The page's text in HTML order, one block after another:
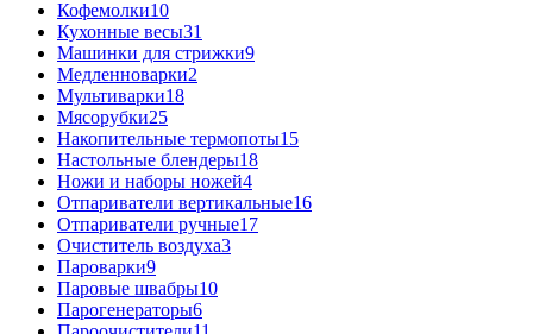
Кофемолки10
Кухонные весы31
Машинки для стрижки9
Медленноварки2
Мультиварки18
Мясорубки25
Накопительные термопоты15
Настольные блендеры18
Ножи и наборы ножей4
Отпариватели вертикальные16
Отпариватели ручные17
Очиститель воздуха3
Пароварки9
Паровые швабры10
Парогенераторы6